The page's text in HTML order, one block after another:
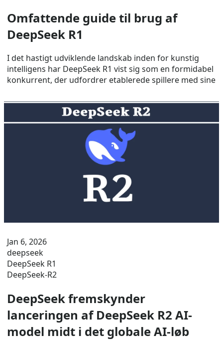
Omfattende guide til brug af
DeepSeek R1
I det hastigt udviklende landskab inden for kunstig
intelligens har DeepSeek R1 vist sig som en formidabel
konkurrent, der udfordrer etablerede spillere med sine
Jan 6, 2026
deepseek
DeepSeek R1
DeepSeek-R2
DeepSeek fremskynder
lanceringen af ​​DeepSeek R2 AI-
model midt i det globale AI-løb